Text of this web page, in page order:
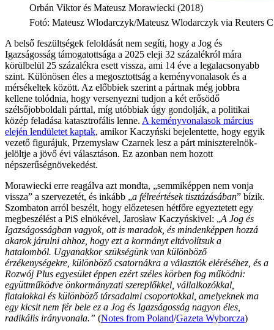
Orbán Viktor és Mateusz Morawiecki (2018)
Fotó: Mateusz Wlodarczyk/Mateusz Wlodarczyk via Reuters C
A belső feszültségek feloldását nem segíti, hogy a Jog és
Igazságosság támogatottsága a 2025 eleji 32 százalékról mára
körülbelül 25 százalékra esett vissza, ami 14 éve a legalacsonyabb
szint. Különösen éles a megosztottság a keményvonalasok és a
mérsékeltek között. Az előbbiek szerint a pártnak még jobbra
kellene tolódnia, hogy versenyezni tudjon a két erősödő
szélsőjobboldali párttal, míg utóbbiak úgy gondolják, a politikai
közép feladása katasztrofális lenne. A keményvonalasok március
elején lendületet kaptak, amikor Kaczyński bejelentette, hogy egyik
vezető figurájuk, Przemysław Czarnek lesz a párt miniszterelnök-
jelöltje a jövő évi választáson. Ez azonban nem hozott
népszerűségnövekedést.
Morawiecki erre reagálva azt mondta, „semmiképpen nem vonja
vissza” a szervezetét, és inkább „a félreértések tisztázásában” bízik.
Szombaton arról beszélt, hogy előzetesen hétfőre egyeztetett egy
megbeszélést a PiS elnökével, Jarosław Kaczyńskivel: „A Jog és
Igazságosságban vagyok, ott is maradok, és mindenképpen hozzá
akarok járulni ahhoz, hogy ezt a kormányt eltávolítsuk a
hatalomból. Ugyanakkor szükségünk van különböző
érzékenységekre, különböző csatornákra a választók eléréséhez, és a
Rozwój Plus egyesület éppen ezért széles körben fog működni:
együttműködve önkormányzati szereplőkkel, vállalkozókkal,
fiatalokkal és különböző társadalmi csoportokkal, amelyeknek ma
egy kicsit nem fér bele ez a Jog és Igazságosság nagyon éles,
radikális irányvonala.” (Notes from Poland/Gazeta Wyborcza)